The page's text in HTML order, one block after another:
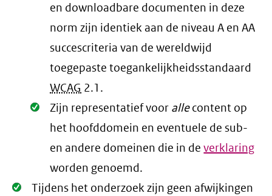
en downloadbare documenten in deze
norm zijn identiek aan de niveau A en AA
succescriteria van de wereldwijd
toegepaste toegankelijkheidsstandaard
WCAG 2.1 .
Oké.
Zijn representatief voor allecontent op
het hoofddomein en eventuele de sub-
en andere domeinen die in deverklaring
worden genoemd.
Oké.
Tijdens het onderzoek zijn geen afwijkingen